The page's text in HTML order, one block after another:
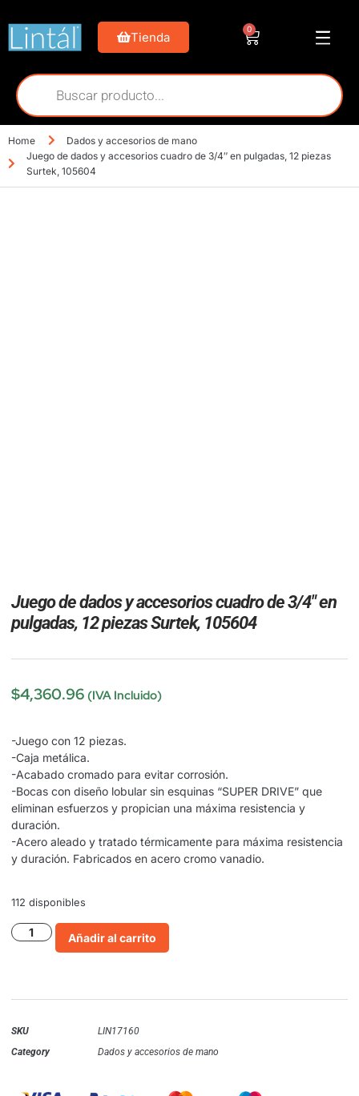
Tienda
0
Home
Dados y accesorios de mano
Juego de dados y accesorios cuadro de 3/4″ en pulgadas, 12 piezas
Surtek, 105604
Juego de dados y accesorios cuadro de 3/4″ en
pulgadas, 12 piezas Surtek, 105604
$4,360.96 (IVA Incluido)
-Juego con 12 piezas.
-Caja metálica.
-Acabado cromado para evitar corrosión.
-Bocas con diseño lobular sin esquinas “SUPER DRIVE” que
eliminan esfuerzos y propician una máxima resistencia y
duración.
-Acero aleado y tratado térmicamente para máxima resistencia
y duración. Fabricados en acero cromo vanadio.
112 disponibles
Añadir al carrito
SKU
LIN17160
Category
Dados y accesorios de mano